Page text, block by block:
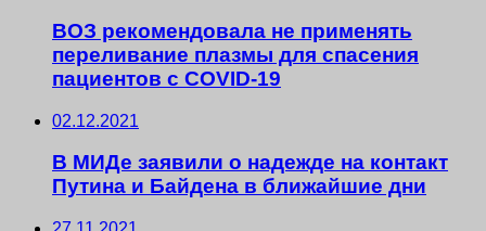
ВОЗ рекомендовала не применять
переливание плазмы для спасения
пациентов с COVID-19
02.12.2021
В МИДе заявили о надежде на контакт
Путина и Байдена в ближайшие дни